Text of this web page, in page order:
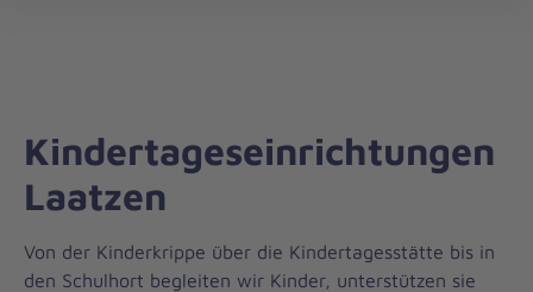
Kindertageseinrichtungen
Laatzen
Von der Kinderkrippe über die Kindertagesstätte bis in
den Schulhort begleiten wir Kinder, unterstützen sie